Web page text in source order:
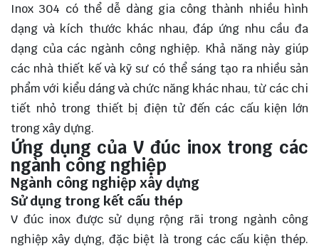
Inox 304 có thể dễ dàng gia công thành nhiều hình
dạng và kích thước khác nhau, đáp ứng nhu cầu đa
dạng của các ngành công nghiệp. Khả năng này giúp
các nhà thiết kế và kỹ sư có thể sáng tạo ra nhiều sản
phẩm với kiểu dáng và chức năng khác nhau, từ các chi
tiết nhỏ trong thiết bị điện tử đến các cấu kiện lớn
trong xây dựng.
Ứng dụng của V đúc inox trong các
ngành công nghiệp
Ngành công nghiệp xây dựng
Sử dụng trong kết cấu thép
V đúc inox được sử dụng rộng rãi trong ngành công
nghiệp xây dựng, đặc biệt là trong các cấu kiện thép.